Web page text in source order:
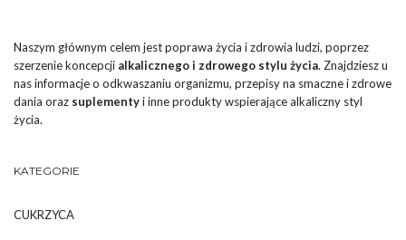
Naszym głównym celem jest poprawa życia i zdrowia ludzi, poprzez
szerzenie koncepcji alkalicznego i zdrowego stylu życia. Znajdziesz u
nas informacje o odkwaszaniu organizmu, przepisy na smaczne i zdrowe
dania oraz suplementyi inne produkty wspierające alkaliczny styl
życia.
KATEGORIE
CUKRZYCA